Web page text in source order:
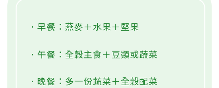
．早餐：燕麥＋水果＋堅果
．午餐：全穀主食＋豆類或蔬菜
．晚餐：多一份蔬菜＋全穀配菜